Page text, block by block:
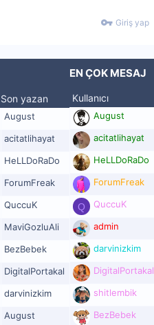
Giriş yap
Son yazan
August
acitatlihayat
HeLLDoRaDo
ForumFreak
QuccuK
MaviGozluAli
BezBebek
DigitalPortakal
darvinizkim
August
EN ÇOK MESAJ
Kullanıcı
August
acitatlihayat
HeLLDoRaDo
ForumFreak
Q QuccuK
admin
darvinizkim
DigitalPortakal
shitlembik
BezBebek